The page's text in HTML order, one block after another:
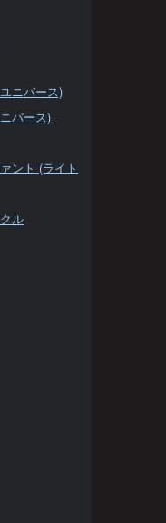
ニバース)
バース)
ント (ライト
ル